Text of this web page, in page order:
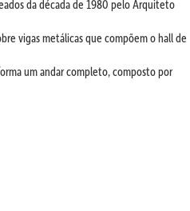
da década de 1980 pelo Arquiteto
vigas metálicas que compõem o hall de
um andar completo, composto por